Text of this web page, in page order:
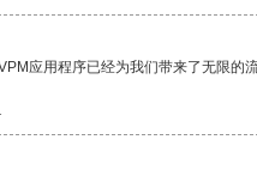
应用程序已经为我们带来了无限的流